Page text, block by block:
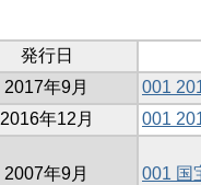
発行日
2017年9月
001
2016年12月
001
2007年9月 001 国